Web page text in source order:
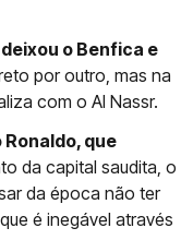
o Benfica e
por outro, mas na
com o Al Nassr.
que
da capital saudita, o
da época não ter
é inegável através